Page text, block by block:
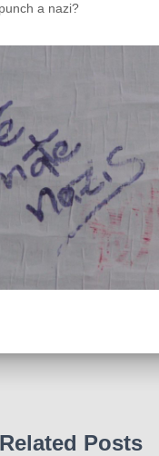
a nazi?
Related Posts